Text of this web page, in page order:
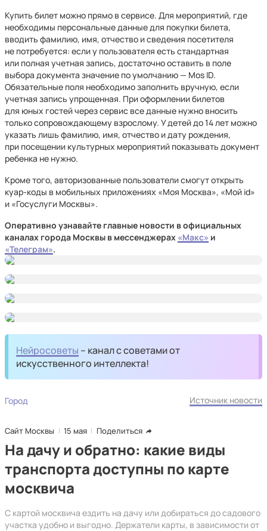
Купить билет можно прямо в сервисе. Для мероприятий, где
необходимы персональные данные для покупки билета,
вводить фамилию, имя, отчество и сведения посетителя
не потребуется: если у пользователя есть стандартная
или полная учетная запись, достаточно оставить в поле
выбора документа значение по умолчанию — Mos ID.
Обязательные поля необходимо заполнить вручную, если
учетная запись упрощенная. При оформлении билетов
для юных гостей через сервис все данные нужно вносить
только сопровождающему взрослому. У детей до 14 лет можно
указать лишь фамилию, имя, отчество и дату рождения,
при посещении культурных мероприятий показывать документ
ребенка не нужно.
Кроме того, авторизованные пользователи смогут открыть
куар-коды в мобильных приложениях «Моя Москва», «Мой id»
и «Госуслуги Москвы».
Оперативно узнавайте главные новости в официальных
каналах города Москвы в мессенджерах «Mакс» и
«Телеграм».
Нейросоветы – канал с советами от
искусственного интеллекта!
Город Источник новости
Сайт Москвы 15 мая Поделиться
На дачу и обратно: какие виды
транспорта доступны по карте
москвича
С картой москвича ездить на дачу или добираться до садового
участка удобно и выгодно. Держатели карты, в зависимости от